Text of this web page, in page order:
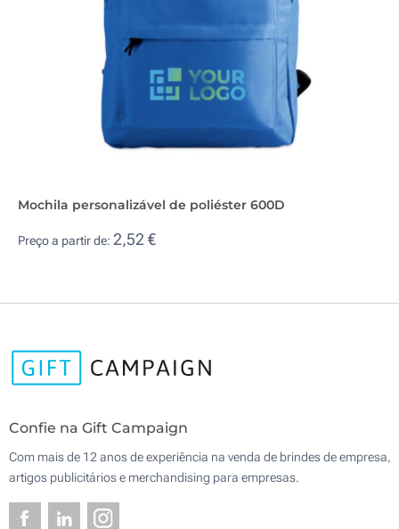
Mochila personalizável de poliéster 600D
Preço a partir de: 2,52 €
Confie na Gift Campaign
Com mais de 12 anos de experiência na venda de brindes de empresa,
artigos publicitários e merchandising para empresas.